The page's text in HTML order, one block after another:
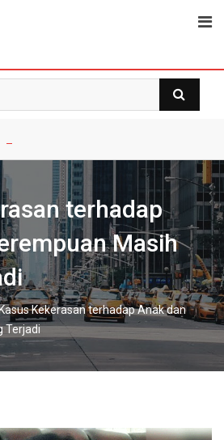
terhadap
Masih
Kekerasan terhadap Anak dan
Terjadi